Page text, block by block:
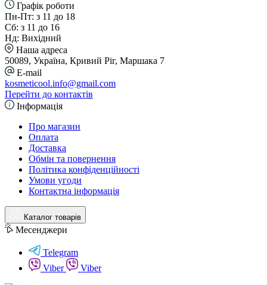
Графік роботи
Пн-Пт: з 11 до 18
Сб: з 11 до 16
Нд: Вихідний
Наша адреса
50089, Україна, Кривий Ріг, Маршака 7
E-mail
kosmeticool.info@gmail.com
Перейти до контактів
Інформація
Про магазин
Оплата
Доставка
Обмін та повернення
Політика конфіденційності
Умови угоди
Контактна інформація
Каталог товарів
Месенджери
Telegram
Viber
Viber